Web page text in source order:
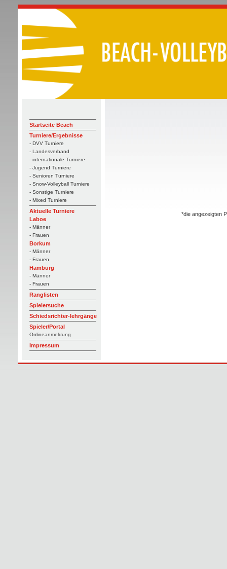
Startseite Beach
Turniere/Ergebnisse
- DVV Turniere
- Landesverband
- internationale Turniere
- Jugend Turniere
- Senioren Turniere
- Snow-Volleyball Turniere
- Sonstige Turniere
- Mixed Turniere
Aktuelle Turniere
Laboe
- Männer
- Frauen
Borkum
- Männer
- Frauen
Hamburg
- Männer
- Frauen
Ranglisten
Spielersuche
Schiedsrichter-lehrgänge
Spieler/Portal
Onlineanmeldung
Impressum
*die angezeigten